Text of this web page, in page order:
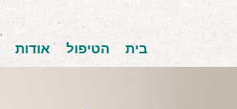
בית הטיפול אודות